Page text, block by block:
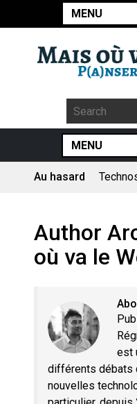
MENU
MENU
Au hasard
Le
pillage
des
Author
où va le
est
différents débats
nouvelles